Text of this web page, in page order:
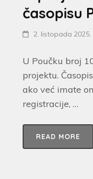
časopisu
2. listopada 2025.
U Poučku broj
projektu.
ako već imate
registracije, …
READ MORE